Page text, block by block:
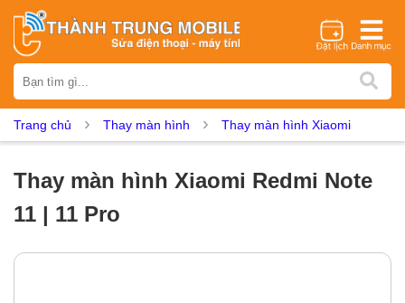
iPhone Samsung Oppo Xiaomi Realme Vivo
Vsmart
Thay loa Thay kính lưng Thay vỏ Thay chân sạc
Trang chủ Thay màn hình Thay màn hình Xiaomi
Thay màn hình Xiaomi Redmi Note
11 | 11 Pro